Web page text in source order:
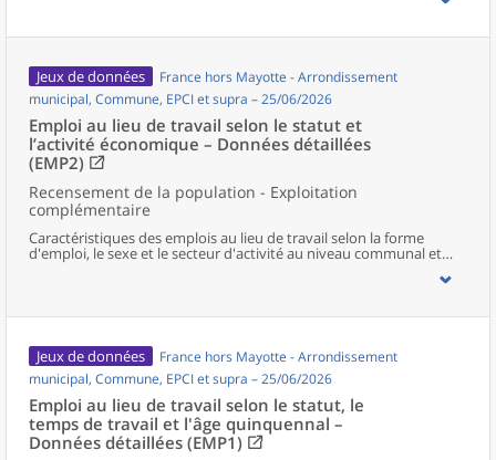
Jeux de données
France hors Mayotte - Arrondissement
municipal, Commune, EPCI et supra – 25/06/2026
Emploi au lieu de travail selon le statut et
l’activité économique – Données détaillées
(EMP2)
Recensement de la population - Exploitation
complémentaire
Caractéristiques des emplois au lieu de travail selon la forme
d'emploi, le sexe et le secteur d'activité au niveau communal et
supracommunal pour la France hors Mayotte.
Jeux de données
France hors Mayotte - Arrondissement
municipal, Commune, EPCI et supra – 25/06/2026
Emploi au lieu de travail selon le statut, le
temps de travail et l'âge quinquennal –
Données détaillées (EMP1)